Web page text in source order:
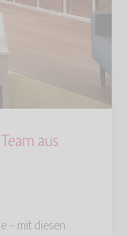
aus
– mit diesen